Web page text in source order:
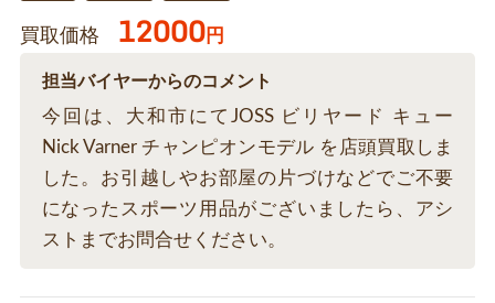
買取価格 12000円
担当バイヤーからのコメント
今回は、大和市にてJOSS ビリヤード キュー
Nick Varner チャンピオンモデル を店頭買取しま
した。お引越しやお部屋の片づけなどでご不要
になったスポーツ用品がございましたら、アシ
ストまでお問合せください。